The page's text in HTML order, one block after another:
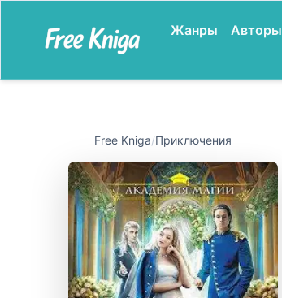
Жанры Авторы
Free Kniga/Приключения